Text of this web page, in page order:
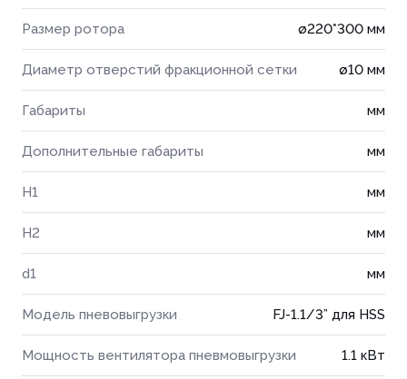
Размер ротора ø220*300 мм
Диаметр отверстий фракционной сетки ø10 мм
Габариты мм
Дополнительные габариты мм
H1 мм
H2 мм
d1 мм
Модель пневовыгрузки FJ-1.1/3” для HSS
Мощность вентилятора пневмовыгрузки 1.1 кВт